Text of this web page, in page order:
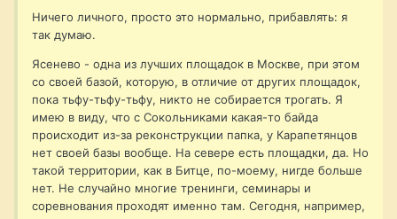
Ничего личного, просто это нормально, прибавлять: я
так думаю.
Ясенево - одна из лучших площадок в Москве, при этом
со своей базой, которую, в отличие от других площадок,
пока тьфу-тьфу-тьфу, никто не собирается трогать. Я
имею в виду, что с Сокольниками какая-то байда
происходит из-за реконструкции папка, у Карапетянцов
нет своей базы вообще. На севере есть площадки, да. Но
такой территории, как в Битце, по-моему, нигде больше
нет. Не случайно многие тренинги, семинары и
соревнования проходят именно там. Сегодня, например,